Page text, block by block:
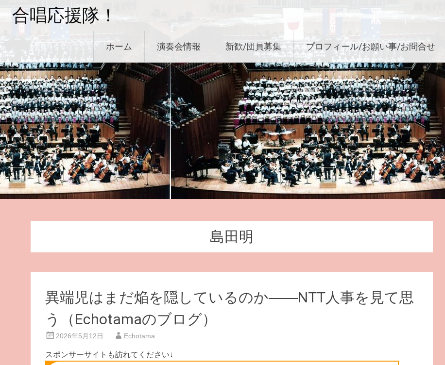
ン
ツ
へ
ス
キ
ッ
プ
合唱応援隊！
ホーム 演奏会情報 新歓/団員募集 プロフィール/お願い事/お問合せ
島田明
異端児はまだ焔を隠しているのか――NTT人事を見て思
う（Echotamaのブログ）
2026年5月12日 Echotama
スポンサーサイトも訪れてください↓